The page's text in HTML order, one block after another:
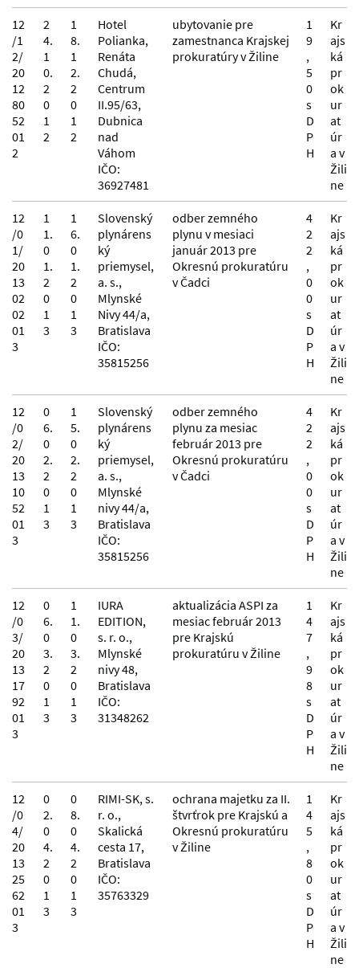
12
/1
2/
20
12
80
52
01
2
2
4.
1
0.
2
0
1
2
1
8.
1
2.
2
0
1
2
Hotel
Polianka,
Renáta
Chudá,
Centrum
II.95/63,
Dubnica
nad
Váhom
IČO:
36927481
ubytovanie pre
zamestnanca Krajskej
prokuratúry v Žiline
1
9
,
5
0
s
D
P
H
Kr
ajs
ká
pr
ok
ur
at
úr
a v
Žili
ne
12
/0
1/
20
13
02
02
01
3
1
1.
0
1.
2
0
1
3
1
6.
0
1.
2
0
1
3
Slovenský
plynárens
ký
priemysel,
a. s.,
Mlynské
Nivy 44/a,
Bratislava
IČO:
35815256
odber zemného
plynu v mesiaci
január 2013 pre
Okresnú prokuratúru
v Čadci
4
2
2
,
0
0
s
D
P
H
Kr
ajs
ká
pr
ok
ur
at
úr
a v
Žili
ne
12
/0
2/
20
13
10
52
01
3
0
6.
0
2.
2
0
1
3
1
5.
0
2.
2
0
1
3
Slovenský
plynárens
ký
priemysel,
a. s.,
Mlynské
nivy 44/a,
Bratislava
IČO:
35815256
odber zemného
plynu za mesiac
február 2013 pre
Okresnú prokuratúru
v Čadci
4
2
2
,
0
0
s
D
P
H
Kr
ajs
ká
pr
ok
ur
at
úr
a v
Žili
ne
12
/0
3/
20
13
17
92
01
3
0
6.
0
3.
2
0
1
3
1
1.
0
3.
2
0
1
3
IURA
EDITION,
s. r. o.,
Mlynské
nivy 48,
Bratislava
IČO:
31348262
aktualizácia ASPI za
mesiac február 2013
pre Krajskú
prokuratúru v Žiline
1
4
7
,
9
8
s
D
P
H
Kr
ajs
ká
pr
ok
ur
at
úr
a v
Žili
ne
12
/0
4/
20
13
25
62
01
3
0
2.
0
4.
2
0
1
3
0
8.
0
4.
2
0
1
3
RIMI-SK, s.
r. o.,
Skalická
cesta 17,
Bratislava
IČO:
35763329
ochrana majetku za II.
štvrťrok pre Krajskú a
Okresnú prokuratúru
v Žiline
1
4
5
,
8
0
s
D
P
H
Kr
ajs
ká
pr
ok
ur
at
úr
a v
Žili
ne